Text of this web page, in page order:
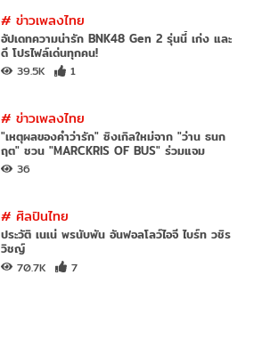
#ข่าวเพลงไทย
อัปเดทความน่ารัก BNK48 Gen 2 รุ่นนี้ เก่ง และ
ดี โปรไฟล์เด่นทุกคน!
39.5K 1
#ข่าวเพลงไทย
"เหตุผลของคำว่ารัก" ซิงเกิลใหม่จาก "ว่าน ธนก
ฤต" ชวน "MARCKRIS OF BUS" ร่วมแจม
36
#ศิลปินไทย
ประวัติ เนเน่ พรนับพัน อันฟอลโลว์ไอจี ไบร์ท วชิร
วิชญ์
70.7K 7